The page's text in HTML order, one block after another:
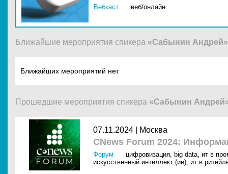
Вебкаст веб/онлайн
Ближайшие мероприятия спикера «Сабынин Андрей»
Ближайших мероприятий нет
Прошедшие мероприятия спикера «Сабынин
07.11.2024 | Москва
CNews Forum 2024:
Форум цифровизация, big data, ит в
искусственный интеллект (ии), ит в